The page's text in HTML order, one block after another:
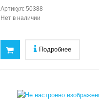
Артикул: 50388
Нет в наличии
Подробнее